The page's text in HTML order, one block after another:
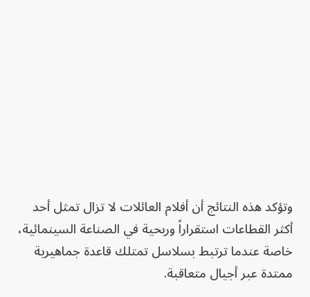
وتؤكد هذه النتائج أن أفلام العائلات لا تزال تمثل أحد
أكثر القطاعات استقراراً وربحية في الصناعة السينمائية،
خاصة عندما ترتبط بسلاسل تمتلك قاعدة جماهيرية
ممتدة عبر أجيال متعاقبة.